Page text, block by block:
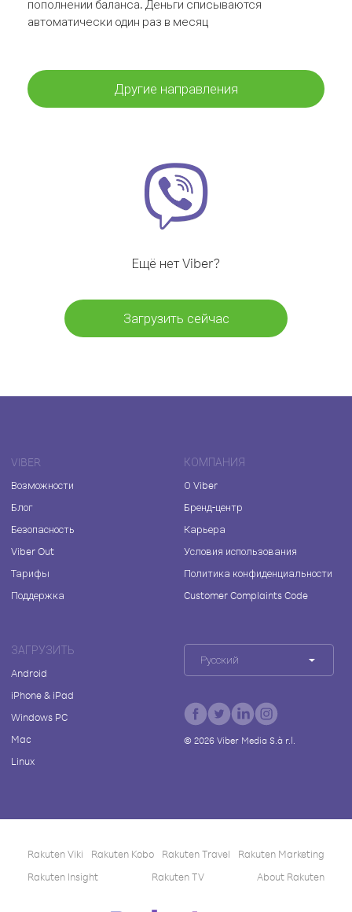
пополнении баланса. Деньги списываются
автоматически один раз в месяц
Другие направления
Ещё нет Viber?
Загрузить сейчас
VIBER
Возможности
Блог
Безопасность
Viber Out
Тарифы
Поддержка
КОМПАНИЯ
О Viber
Бренд-центр
Карьера
Условия использования
Политика конфиденциальности
Customer Complaints Code
ЗАГРУЗИТЬ
Android
iPhone & iPad
Windows PC
Mac
Linux
Русский
© 2026Viber Media S.à r.l.
Rakuten Viki Rakuten Kobo Rakuten Travel
Rakuten Marketing
Rakuten Insight
Rakuten TV About Rakuten